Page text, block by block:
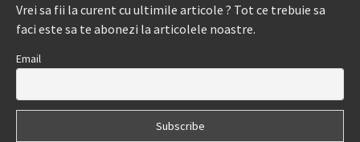
Vrei sa fii la curent cu ultimile articole ? Tot ce trebuie sa
faci este sa te abonezi la articolele noastre.
Email